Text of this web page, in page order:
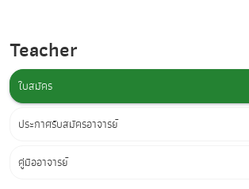
Teacher
ใบสมัคร
ประกาศรับสมัครอาจารย์
คู่มืออาจารย์